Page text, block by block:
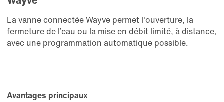
La vanne connectée Wayve permet l'ouverture, la
fermeture de l’eau ou la mise en débit limité, à distance,
avec une programmation automatique possible.
Avantages principaux